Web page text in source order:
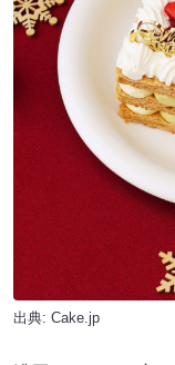
出典: Cake.jp